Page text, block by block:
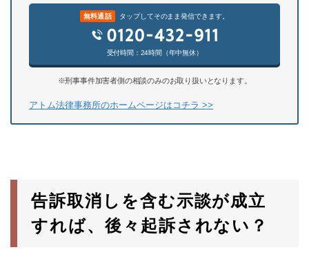
無料通話 タップしてそのまま発信できます。
受付時間：24時間（年中無休）
※刑事事件加害者側の相談のみのお取り扱いとなります。
アトム法律事務所のホームページはコチラ >>
告訴取消しを含む示談が成立
すれば、後々起訴されない？